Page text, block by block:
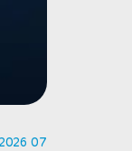
07 Apr 2026